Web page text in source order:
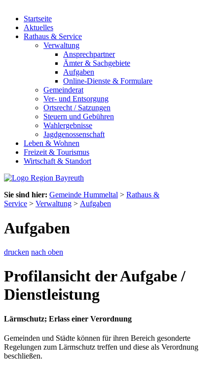
Startseite
Aktuelles
Rathaus & Service
Verwaltung
Ansprechpartner
Ämter & Sachgebiete
Aufgaben
Online-Dienste & Formulare
Gemeinderat
Ver- und Entsorgung
Ortsrecht / Satzungen
Steuern und Gebühren
Wahlergebnisse
Jagdgenossenschaft
Leben & Wohnen
Freizeit & Tourismus
Wirtschaft & Standort
Sie sind hier: Gemeinde Hummeltal > Rathaus &
Service > Verwaltung > Aufgaben
Aufgaben
drucken nach oben
Profilansicht der Aufgabe /
Dienstleistung
Lärmschutz; Erlass einer Verordnung
Gemeinden und Städte können für ihren Bereich gesonderte
Regelungen zum Lärmschutz treffen und diese als Verordnung
beschließen.